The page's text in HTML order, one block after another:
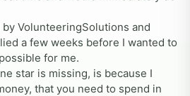
VolunteeringSolutions and
a few weeks before I wanted to
for me.
star is missing, is because I
that you need to spend in